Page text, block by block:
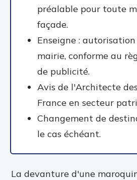
préalable pour toute
façade.
Enseigne :
mairie, conforme au
de publicité.
Avis de l'Architecte
France en secteur
Changement de
le cas échéant.
La devanture d'une